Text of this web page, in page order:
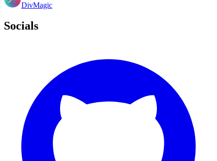
DivMagic
Socials